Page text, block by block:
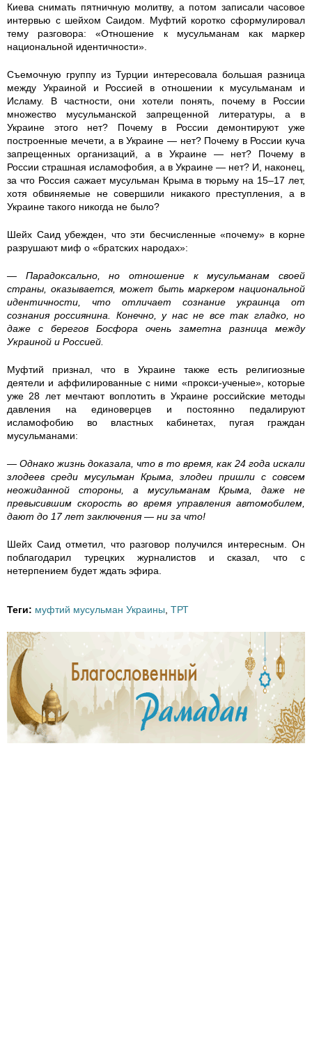
0
_
3
2
7
8
8
1
3
0
5
5
4
3
7
6
_
7
7
3
3
4
9
Киева снимать пятничную молитву, а потом записали часовое
интервью с шейхом Саидом. Муфтий коротко сформулировал
тему разговора: «Отношение к мусульманам как маркер
национальной идентичности».
Съемочную группу из Турции интересовала большая разница
между Украиной и Россией в отношении к мусульманам и
Исламу. В частности, они хотели понять, почему в России
множество мусульманской запрещенной литературы, а в
Украине этого нет? Почему в России демонтируют уже
построенные мечети, а в Украине — нет? Почему в России куча
запрещенных организаций, а в Украине — нет? Почему в
России страшная исламофобия, а в Украине — нет? И, наконец,
за что Россия сажает мусульман Крыма в тюрьму на 15–17 лет,
хотя обвиняемые не совершили никакого преступления, а в
Украине такого никогда не было?
Шейх Саид убежден, что эти бесчисленные «почему» в корне
разрушают миф о «братских народах»:
— Парадоксально, но отношение к мусульманам своей
страны, оказывается, может быть маркером национальной
идентичности, что отличает сознание украинца от
сознания россиянина. Конечно, у нас не все так гладко, но
даже с берегов Босфора очень заметна разница между
Украиной и Россией.
Муфтий признал, что в Украине также есть религиозные
деятели и аффилированные с ними «прокси-ученые», которые
уже 28 лет мечтают воплотить в Украине российские методы
давления на единоверцев и постоянно педалируют
исламофобию во властных кабинетах, пугая граждан
мусульманами:
— Однако жизнь доказала, что в то время, как 24 года искали
злодеев среди мусульман Крыма, злодеи пришли с совсем
неожиданной стороны, а мусульманам Крыма, даже не
превысившим скорость во время управления автомобилем,
дают до 17 лет заключения — ни за что!
Шейх Саид отметил, что разговор получился интересным. Он
поблагодарил турецких журналистов и сказал, что с
нетерпением будет ждать эфира.
Теги: муфтий мусульман Украины ТРТ